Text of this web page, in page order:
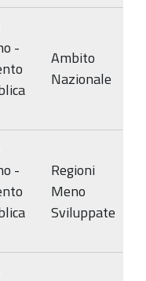
-
Ambito
Nazionale
-
Regioni
Meno
Sviluppate